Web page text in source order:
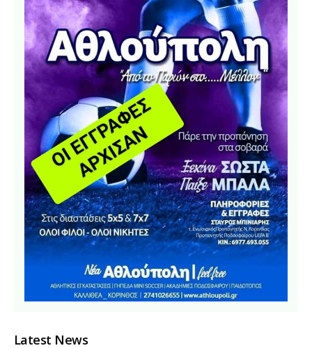
Latest News